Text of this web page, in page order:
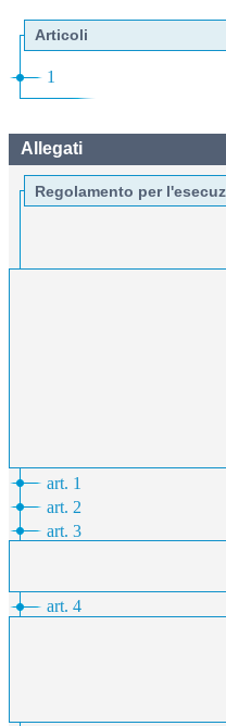
Articoli
1
Allegati
Regolamento per
art. 1
art. 2
art. 3
art. 4